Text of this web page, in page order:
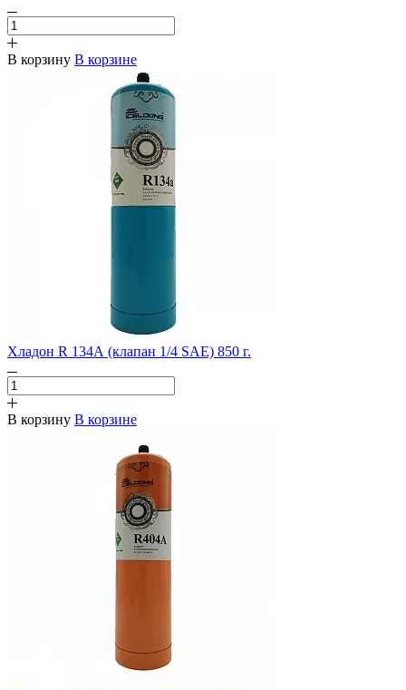
В корзину В корзине
Хладон R 134А (клапан 1/4 SAE) 850 г.
В корзину В корзине